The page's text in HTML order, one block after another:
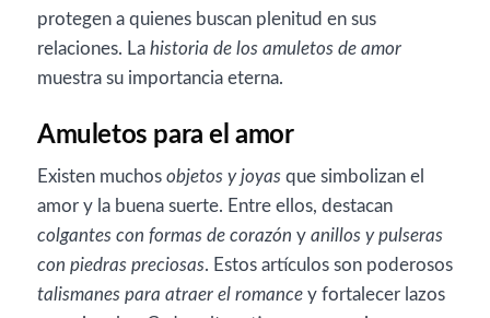
protegen a quienes buscan plenitud en sus
relaciones. La historia de los amuletos de amor
muestra su importancia eterna.
Amuletos para el amor
Existen muchos objetos y joyas que simbolizan el
amor y la buena suerte. Entre ellos, destacan
colgantes con formas de corazón y anillos y pulseras
con piedras preciosas. Estos artículos son poderosos
talismanes para atraer el romance y fortalecer lazos